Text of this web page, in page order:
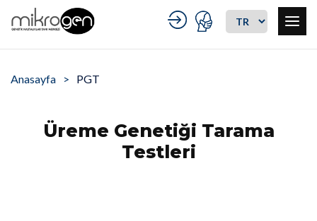
Anasayfa PGT
Üreme Genetiği Tarama
Testleri